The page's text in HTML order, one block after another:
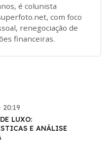
é colunista
com foco
renegociação de
financeiras.
LUXO:
E ANÁLISE